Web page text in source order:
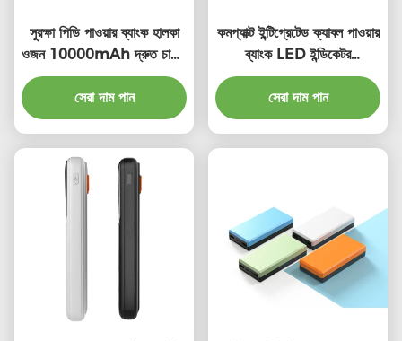
সুরক্ষা পিডি পাওয়ার ব্যাংক হালকা
ওজন 10000mAh দ্রুত চার্জিং
পাওয়ার ব্যাংক চার্জ
সেরা দাম পান
কমপ্যাক্ট ইন্টিগ্রেটেড ক্যাবল পাওয়ার
ব্যাংক LED ইন্ডিকেটর
10000mAh উচ্চ ক্ষমতা সহ
সেরা দাম পান